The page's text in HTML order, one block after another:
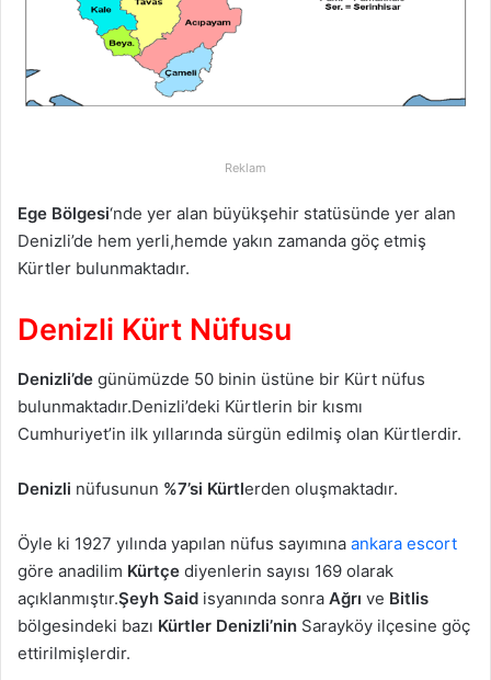
g
ö
Reklam
Ege Bölgesi‘nde yer alan büyükşehir statüsünde yer alan
Denizli’de hem yerli,hemde yakın zamanda göç etmiş
Kürtler bulunmaktadır.
Denizli Kürt Nüfusu
Denizli’de günümüzde 50 binin üstüne bir Kürt nüfus
bulunmaktadır.Denizli’deki Kürtlerin bir kısmı
Cumhuriyet’in ilk yıllarında sürgün edilmiş olan Kürtlerdir.
Denizli nüfusunun %7’si Kürtlerden oluşmaktadır.
Öyle ki 1927 yılında yapılan nüfus sayımına ankara escort
göre anadilim Kürtçe diyenlerin sayısı 169 olarak
açıklanmıştır.Şeyh Said isyanında sonra Ağrı ve Bitlis
bölgesindeki bazı Kürtler Denizli’nin Sarayköy ilçesine göç
ettirilmişlerdir.